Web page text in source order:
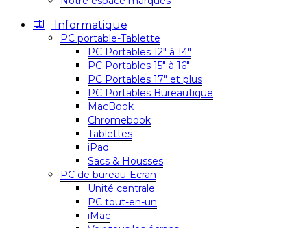
Informatique
PC portable-Tablette
PC Portables 12″ à 14″
PC Portables 15″ à 16″
PC Portables 17″ et plus
PC Portables Bureautique
MacBook
Chromebook
Tablettes
iPad
Sacs & Housses
PC de bureau-Ecran
Unité centrale
PC tout-en-un
iMac